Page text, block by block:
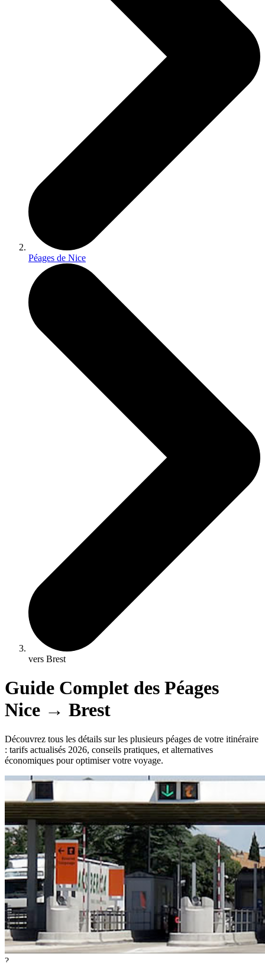
Péages de Nice
vers Brest
Guide Complet des Péages
Nice → Brest
Découvrez tous les détails sur les plusieurs péages de votre itinéraire
: tarifs actualisés 2026, conseils pratiques, et alternatives
économiques pour optimiser votre voyage.
?